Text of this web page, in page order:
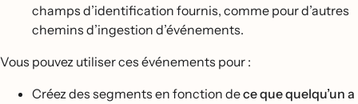
champs d’identification fournis, comme pour d’autres
chemins d’ingestion d’événements.
Vous pouvez utiliser ces événements pour :
Créez des segments en fonction dece que quelqu’un a